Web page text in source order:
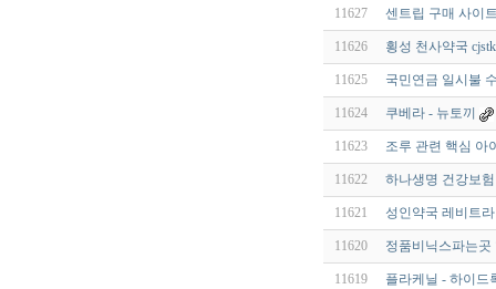
11627 센트립 구매 사이
11626 횡성 천사약국
11625 국민연금 일시불
11624 쿠베라 - 뉴토끼
11623 조루 관련 핵심 아
11622 하나생명 건강보험
11621 성인약국 레비트
11620 정품비닉스파는
11619 플라케닐 - 하이드